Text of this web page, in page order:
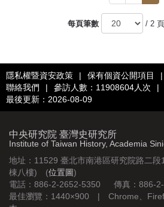
一
頁
每頁筆數 / 2
隱私權暨資安政策 | 保有個資公開項目
|
聯絡我們
| 參訪人數：11908604人次
|
最後更新：2026-08-09
中央研究院 臺灣史研究所
Institute of Taiwan History, Academia
地址：11529 臺北市南港區研究院路二
棟八樓) (位置圖)
電話：886-2-2652-5350 傳真：886-2-
最佳瀏覽：1440×900 | Chrome、